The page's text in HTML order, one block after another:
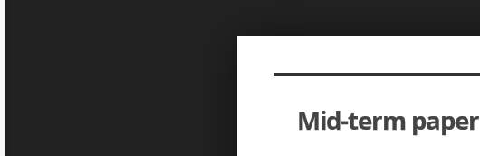
Mid-term paper
Sketchbook5, 스케치북5
Sketchbook5, 스케치북5